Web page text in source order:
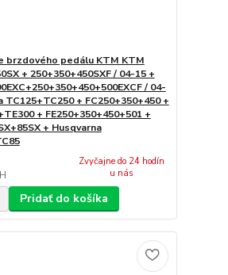
brzdového pedálu KTM KTM
+ 250+350+450SXF / 04-15 +
/ 04-
TC125+TC250 + FC250+350+450 +
+ FE250+350+450+501 +
+ Husqvarna
Zvyčajne do 24 hodín
u nás
Pridať do košíka